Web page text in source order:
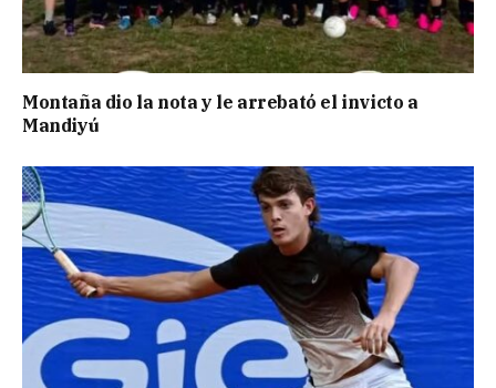
Montaña dio la nota y le arrebató el invicto a
Mandiyú